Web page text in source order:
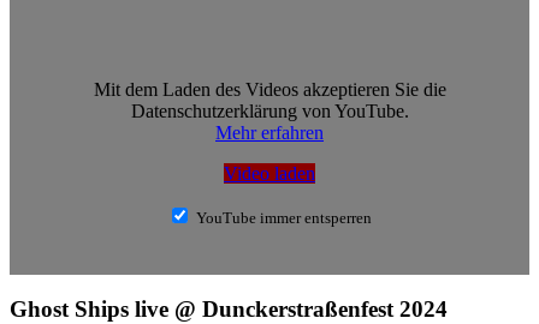
Mit dem Laden des Videos akzeptieren Sie die
Datenschutzerklärung von YouTube.
Mehr erfahren
Video laden
YouTube immer entsperren
Ghost Ships live @ Dunckerstraßenfest 2024